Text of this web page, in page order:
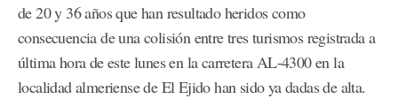
de 20 y 36 años que han resultado heridos como
consecuencia de una colisión entre tres turismos registrada a
última hora de este lunes en la carretera AL-4300 en la
localidad almeriense de El Ejido han sido ya dadas de alta.